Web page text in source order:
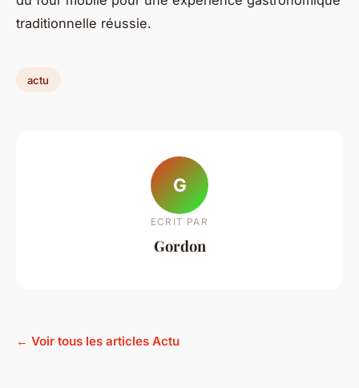
traditionnelle réussie.
actu
G
ECRIT PAR
Gordon
← Voir tous les articles Actu